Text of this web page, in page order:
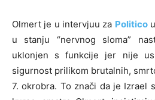
Olmert je u intervjuu za Politico
u stanju “nervnog sloma”
uklonjen s funkcije jer nije
sigurnost prilikom brutalnih,
7. okrobra. To znači da je Izrael